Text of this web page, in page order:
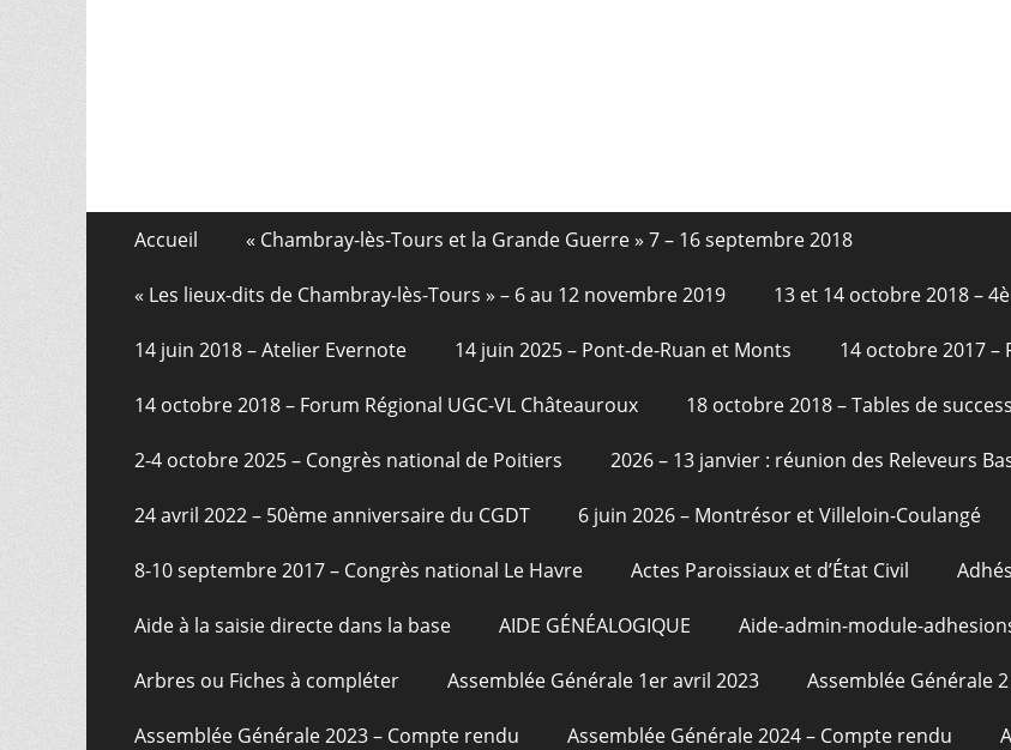
Menu
de
page
contenu
Accueil « Chambray-lès-Tours et la Grande Guerre » 7 – 16 septembre 2018
« Les lieux-dits de Chambray-lès-Tours » – 6 au 12 novembre 2019 13 et 14 octobre 2018 –
14 juin 2018 – Atelier Evernote 14 juin 2025 – Pont-de-Ruan et Monts 14 octobre 2017
14 octobre 2018 – Forum Régional UGC-VL Châteauroux 18 octobre 2018 – Tables de
2-4 octobre 2025 – Congrès national de Poitiers 2026 – 13 janvier : réunion des Releveurs
24 avril 2022 – 50ème anniversaire du CGDT 6 juin 2026 – Montrésor et Villeloin-Coulangé
8-10 septembre 2017 – Congrès national Le Havre Actes Paroissiaux et d’État Civil
Aide à la saisie directe dans la base AIDE GÉNÉALOGIQUE Aide-admin-module-
Arbres ou Fiches à compléter Assemblée Générale 1er avril 2023 Assemblée Générale
Assemblée Générale 2023 – Compte rendu Assemblée Générale 2024 – Compte rendu